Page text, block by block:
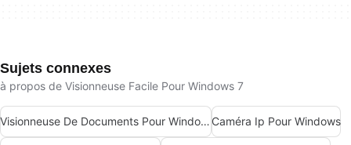
Sujets connexes
à propos de Visionneuse Facile Pour Windows 7
Visionneuse De Documents Pour Windows 7 Caméra Ip Pour Windows